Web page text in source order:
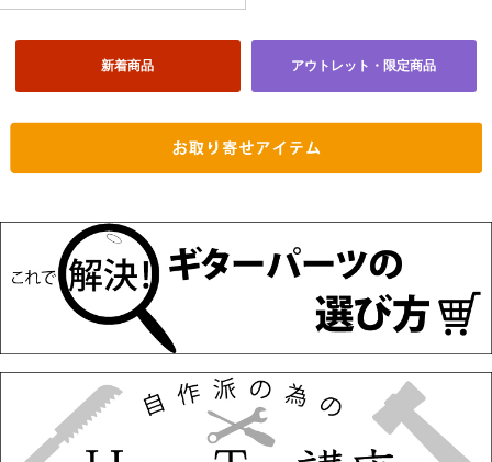
新着商品 アウトレット・限定商品